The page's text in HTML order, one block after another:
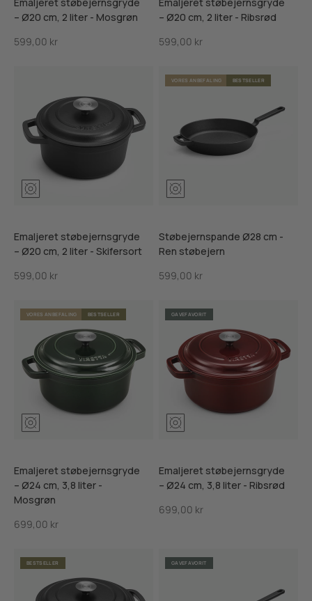
– Ø20 cm, 2 liter - Mosgrøn
Salgspris
599,00 kr
– Ø20 cm, 2 liter - Ribsrød
Salgspris
599,00 kr
Mosgrøn Skifersort
Emaljeret støbejernsgryde
– Ø20 cm, 2 liter - Skifersort
Salgspris
599,00 kr
VORES ANBEFALING BESTSELLER
Støbejernspande Ø28 cm -
Ren støbejern
Salgspris
599,00 kr
VORES ANBEFALING BESTSELLER
Mosgrøn Skifersort
Emaljeret støbejernsgryde
– Ø24 cm, 3,8 liter -
Mosgrøn
Salgspris
699,00 kr
GAVEFAVORIT
Mosgrøn
Emaljeret støbejernsgryde
– Ø24 cm, 3,8 liter - Ribsrød
Salgspris
699,00 kr
BESTSELLER GAVEFAVORIT